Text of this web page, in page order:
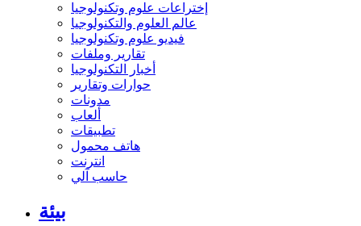
إختراعات علوم وتكنولوجيا
عالم العلوم والتكنولوجيا
فيديو علوم وتكنولوجيا
تقارير وملفات
أخبار التكنولوجيا
حوارات وتقارير
مدونات
ألعاب
تطبيقات
هاتف محمول
انترنت
حاسب آلي
بيئة